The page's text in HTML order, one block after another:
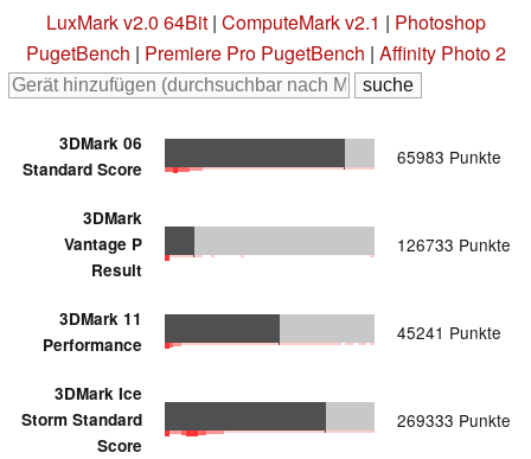
LuxMark v2.0 64Bit| ComputeMark v2.1 | Photoshop
PugetBench | Premiere Pro PugetBench | Affinity Photo 2
3DMark 06
Standard Score
65983 Punkte
3DMark
Vantage P
Result
126733 Punkte
3DMark 11
Performance
45241 Punkte
3DMark Ice
Storm Standard
Score
269333 Punkte